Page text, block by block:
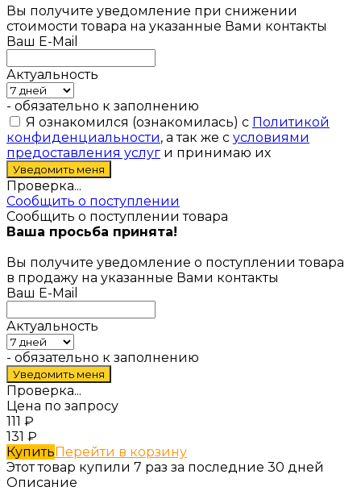
Вы получите уведомление при снижении
стоимости товара на указанные Вами контакты
Ваш E-Mail
Актуальность
- обязательно к заполнению
Я ознакомился (ознакомилась) с Политикой
конфиденциальности, а так же с условиями
предоставления услуг и принимаю их
Проверка...
Сообщить о поступлении
Сообщить о поступлении товара
Ваша просьба принята!
Вы получите уведомление о поступлении товара
в продажу на указанные Вами контакты
Ваш E-Mail
Актуальность
- обязательно к заполнению
Проверка...
Цена по запросу
111 ₽
131 ₽
КупитьПерейти в корзину
Этот товар купили 7 раз за последние 30 дней
Описание